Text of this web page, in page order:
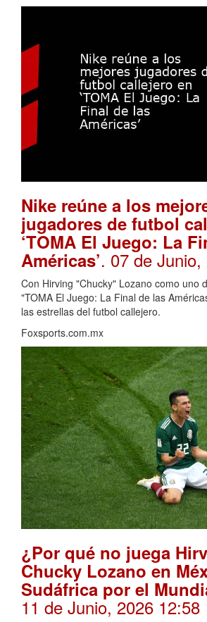
Nike reúne a los
jugadores de futbol
‘TOMA El Juego: La
Américas’. 07 de
Con Hirving "Chucky" Lozano como uno
"TOMA El Juego: La Final de las
las estrellas del futbol callejero.
Foxsports.com.mx
¿Por qué no juega
Chucky Lozano en
Sudáfrica por el
11 de Junio, 2026 12:58